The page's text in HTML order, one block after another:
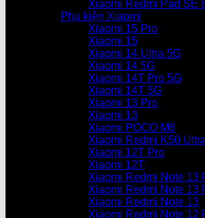
Xiaomi Redmi Pad SE
Phụ kiện Xiaomi
Xiaomi 15 Pro
Xiaomi 15
Xiaomi 14 Ultra 5G
Xiaomi 14 5G
Xiaomi 14T Pro 5G
Xiaomi 14T 5G
Xiaomi 13 Pro
Xiaomi 13
Xiaomi POCO M6
Xiaomi Redmi K50 Ultra
Xiaomi 12T Pro
Xiaomi 12T
Xiaomi Redmi Note 13
Xiaomi Redmi Note 13
Xiaomi Redmi Note 13
Xiaomi Redmi Note 12